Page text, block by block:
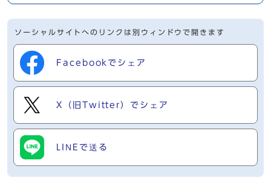
ソーシャルサイトへのリンクは別ウィンドウで開きます
Facebookでシェア
X（旧Twitter）でシェア
LINEで送る